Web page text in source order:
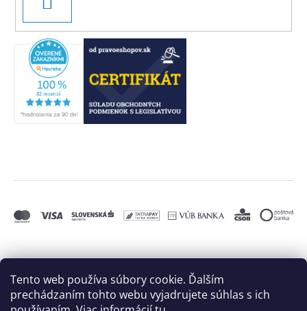
Tento web používa súbory cookie. Ďalším
prechádzaním tohto webu vyjadrujete súhlas s ich
SA